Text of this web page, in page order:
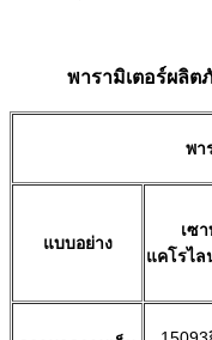
พารามิเตอร์ผลิ
พา
แบบอย่าง
เซ
แคโรไล